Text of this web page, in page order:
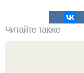
Читайте также